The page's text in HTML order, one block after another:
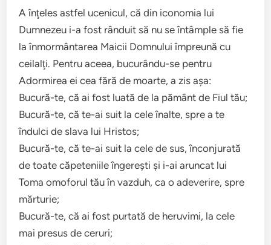
A înţeles astfel ucenicul, că din iconomia lui
Dumnezeu i-a fost rânduit să nu se întâmple să fie
la înmormântarea Maicii Domnului împreună cu
ceilalţi. Pentru aceea, bucurându-se pentru
Adormirea ei cea fără de moarte, a zis aşa:
Bucură-te, că ai fost luată de la pământ de Fiul tău;
Bucură-te, că te-ai suit la cele înalte, spre a te
îndulci de slava lui Hristos;
Bucură-te, că te-ai suit la cele de sus, înconjurată
de toate căpeteniile îngereşti şi i-ai aruncat lui
Toma omoforul tău în vazduh, ca o adeverire, spre
mărturie;
Bucură-te, că ai fost purtată de heruvimi, la cele
mai presus de ceruri;